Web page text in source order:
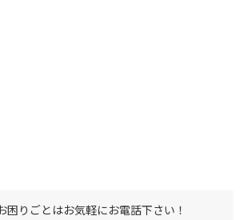
困りごとはお気軽にお電話下さい！